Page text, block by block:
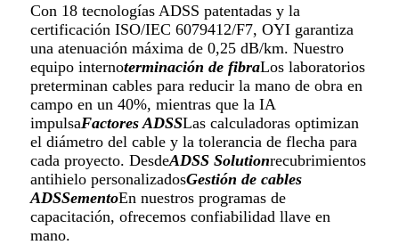
Con 18 tecnologías ADSS patentadas y la
certificación ISO/IEC 6079412/F7, OYI garantiza
una atenuación máxima de 0,25 dB/km. Nuestro
equipo internoterminación de fibraLos laboratorios
preterminan cables para reducir la mano de obra en
campo en un 40%, mientras que la IA
impulsaFactores ADSSLas calculadoras optimizan
el diámetro del cable y la tolerancia de flecha para
cada proyecto. DesdeADSS Solutionrecubrimientos
antihielo personalizadosGestión de cables
ADSSementoEn nuestros programas de
capacitación, ofrecemos confiabilidad llave en
mano.